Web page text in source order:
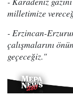
milletimize
- Erzincan-
çalışmalarını
geçeceğiz."